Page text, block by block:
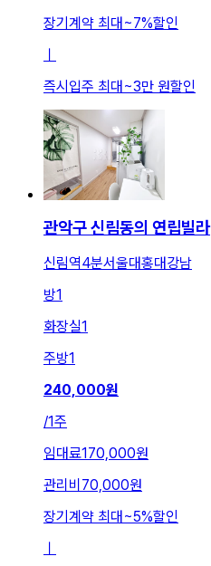
장기계약 최대~7%할인
ㅣ
즉시입주 최대~3만 원할인
관악구 신림동의 연립빌라
신림역4분서울대홍대강남
방1
화장실1
주방1
240,000원
/1주
임대료170,000원
관리비 70,000원
장기계약 최대 ~5%할인